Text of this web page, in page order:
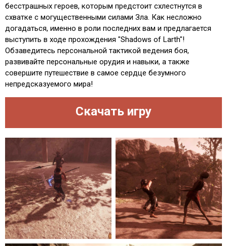
бесстрашных героев, которым предстоит схлестнутся в
схватке с могущественными силами Зла. Как несложно
догадаться, именно в роли последних вам и предлагается
выступить в ходе прохождения "Shadows of Larth"!
Обзаведитесь персональной тактикой ведения боя,
развивайте персональные орудия и навыки, а также
совершите путешествие в самое сердце безумного
непредсказуемого мира!
Скачать игру